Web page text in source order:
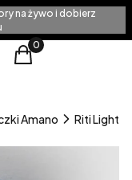
na żywo i dobierz
się
Produkty w
Koszyk
Amano Riti Light